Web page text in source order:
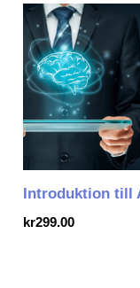
Introduktion till
kr299.00